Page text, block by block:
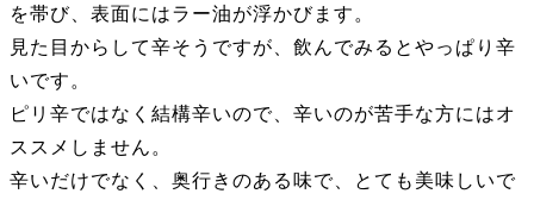
を帯び、表面にはラー油が浮かびます。
見た目からして辛そうですが、飲んでみるとやっぱり辛
いです。
ピリ辛ではなく結構辛いので、辛いのが苦手な方にはオ
ススメしません。
辛いだけでなく、奥行きのある味で、とても美味しいで